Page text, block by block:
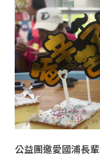
公益團邀愛國浦長